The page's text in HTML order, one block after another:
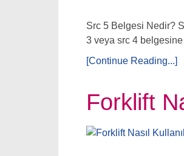
Src 5 Belgesi Nedir?
3 veya src 4
[Continue Reading...]
Forklift